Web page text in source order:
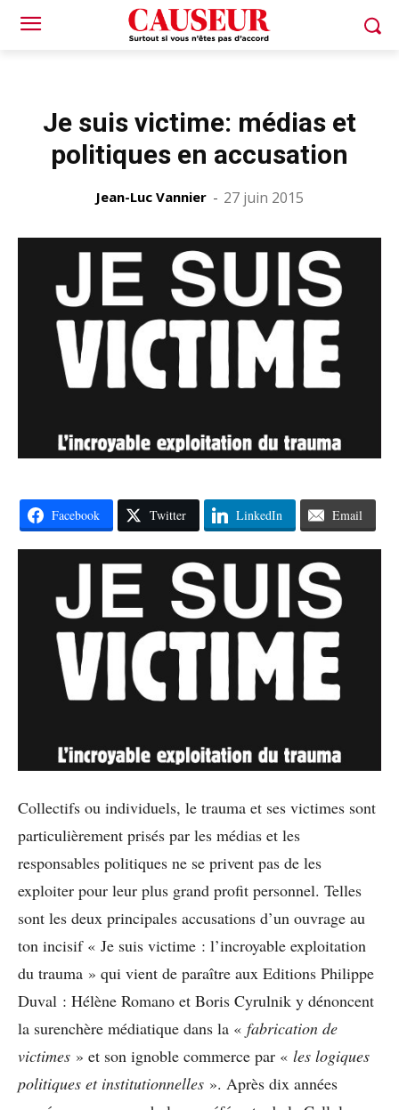
Je suis victime: médias et
politiques en accusation
Jean-Luc Vannier - 27 juin 2015
Facebook Twitter LinkedIn Email
Collectifs ou individuels, le trauma et ses victimes sont
particulièrement prisés par les médias et les
responsables politiques ne se privent pas de les
exploiter pour leur plus grand profit personnel. Telles
sont les deux principales accusations d’un ouvrage au
ton incisif « Je suis victime : l’incroyable exploitation
du trauma » qui vient de paraître aux Editions Philippe
Duval : Hélène Romano et Boris Cyrulnik y dénoncent
la surenchère médiatique dans la « fabrication de
victimes » et son ignoble commerce par « les logiques
politiques et institutionnelles ». Après dix années